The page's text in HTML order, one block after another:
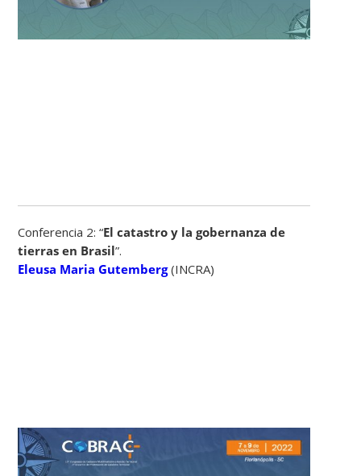
Conferencia 2: “El catastro y la gobernanza de
tierras en Brasil”.
Eleusa Maria Gutemberg(INCRA)